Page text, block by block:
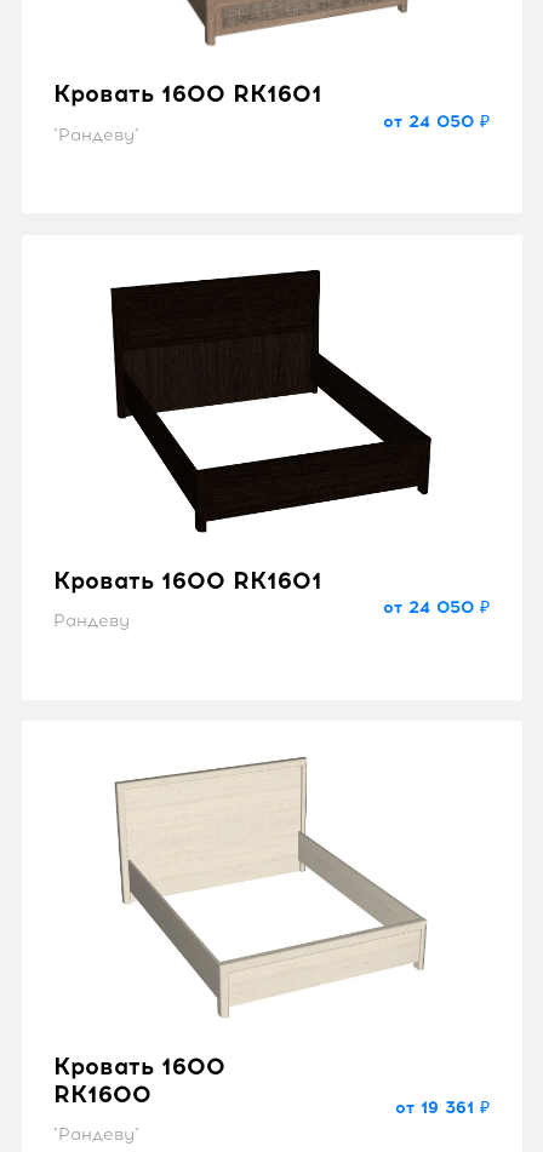
Кровать 1600 RK1601
"Рандеву"
от 24 050 ₽
Кровать 1600 RK1601
Рандеву
от 24 050 ₽
Кровать 1600
RK1600
"Рандеву"
от 19 361 ₽